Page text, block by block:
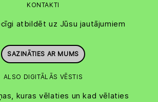
KONTAKTI
atbildēt uz Jūsu jautājumiem
SAZINĀTIES AR MUMS
ALSO DIGITĀLĀS VĒSTIS
kuras vēlaties un kad vēlaties